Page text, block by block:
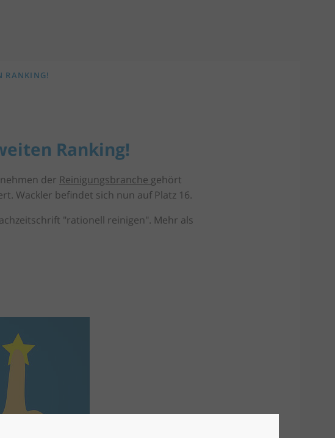
RANKING!
Ranking!
der Reinigungsbranche gehört
Wackler befindet sich nun auf Platz 16.
"rationell reinigen". Mehr als